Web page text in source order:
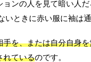
ョンの人を見て暗い人
いときに赤い服に袖は通
手を、または自分自身
れているのです。